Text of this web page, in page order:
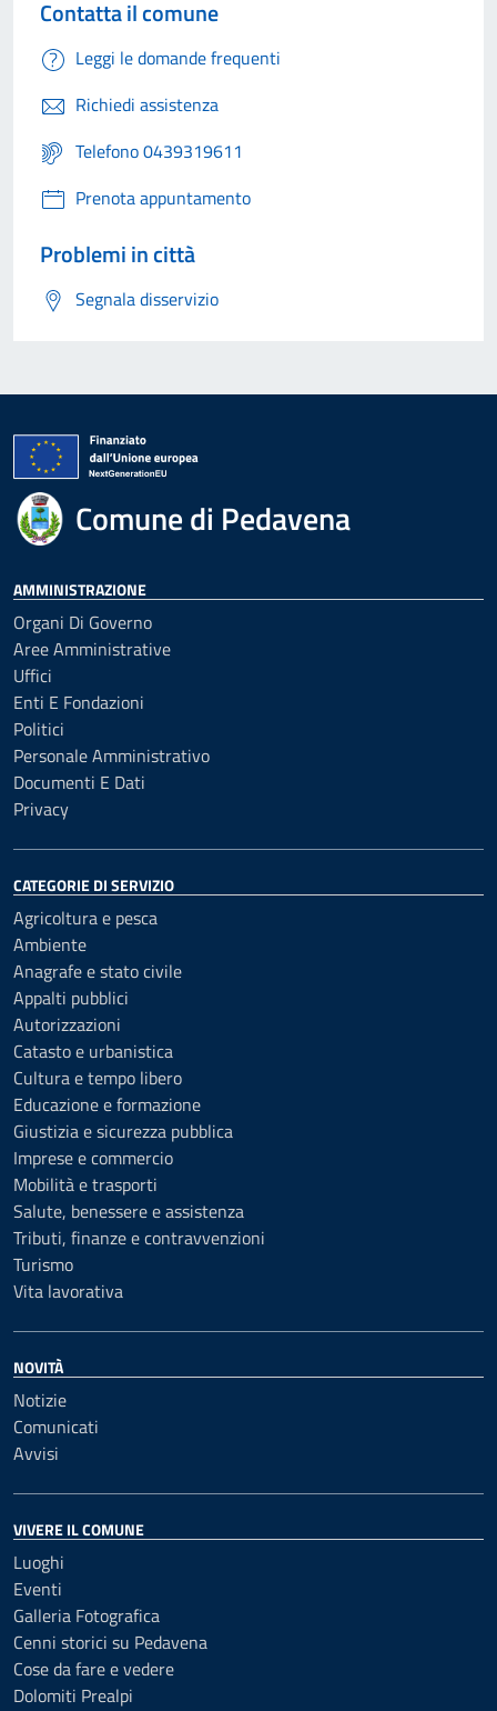
Contatta il comune
Leggi le domande frequenti
Richiedi assistenza
Telefono 0439319611
Prenota appuntamento
Problemi in città
Segnala disservizio
Comune di Pedavena
AMMINISTRAZIONE
Organi Di Governo
Aree Amministrative
Uffici
Enti E Fondazioni
Politici
Personale Amministrativo
Documenti E Dati
Privacy
CATEGORIE DI SERVIZIO
Agricoltura e pesca
Ambiente
Anagrafe e stato civile
Appalti pubblici
Autorizzazioni
Catasto e urbanistica
Cultura e tempo libero
Educazione e formazione
Giustizia e sicurezza pubblica
Imprese e commercio
Mobilità e trasporti
Salute, benessere e assistenza
Tributi, finanze e contravvenzioni
Turismo
Vita lavorativa
NOVITÀ
Notizie
Comunicati
Avvisi
VIVERE IL COMUNE
Luoghi
Eventi
Galleria Fotografica
Cenni storici su Pedavena
Cose da fare e vedere
Dolomiti Prealpi